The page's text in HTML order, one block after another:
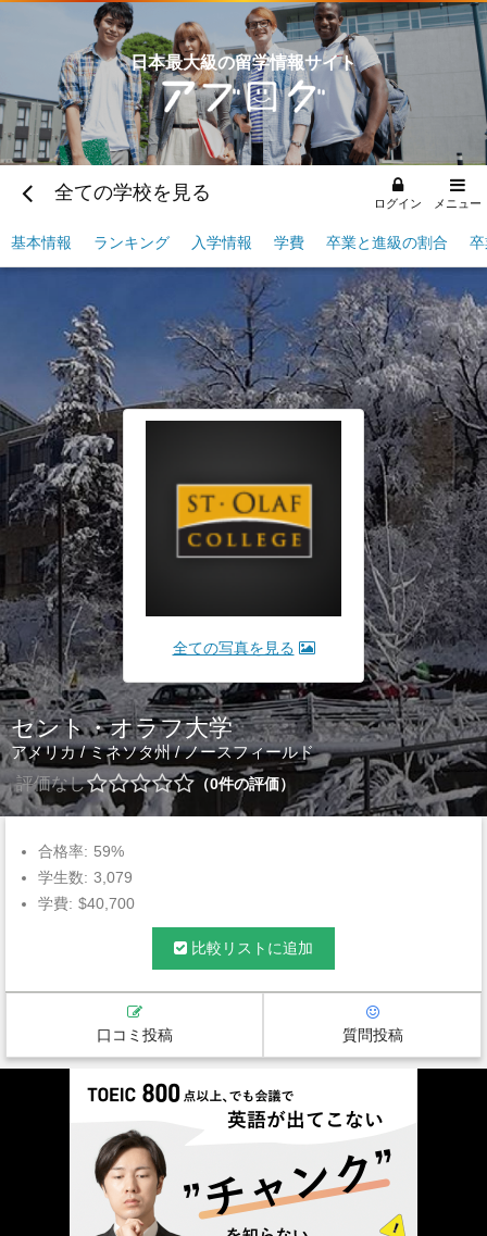
日本最大級の留学情報サイト
全ての学校を見る ログイン メニュー
基本情報 ランキング 入学情報 学費 卒業と進級の割合
全ての写真を見る
セント・オラフ大学
アメリカ/ミネソタ州/ノースフィールド
評価なし
0件の評価
合格率: 59%
学生数: 3,079
学費: $40,700
比較リストに追加
口コミ投稿 質問投稿